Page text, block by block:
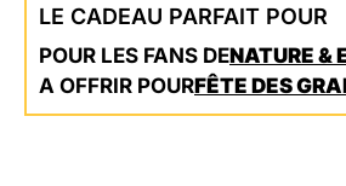
LE CADEAU PARFAIT POUR
POUR LES FANS DENATURE &
A OFFRIR POURFÊTE DES